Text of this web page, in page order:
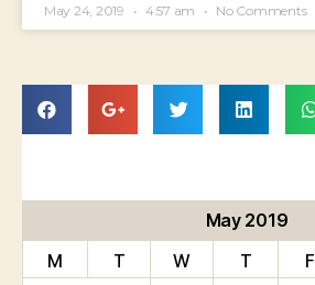
May 24, 2019 4:57 am No Comments
May 2019
M
T W T F